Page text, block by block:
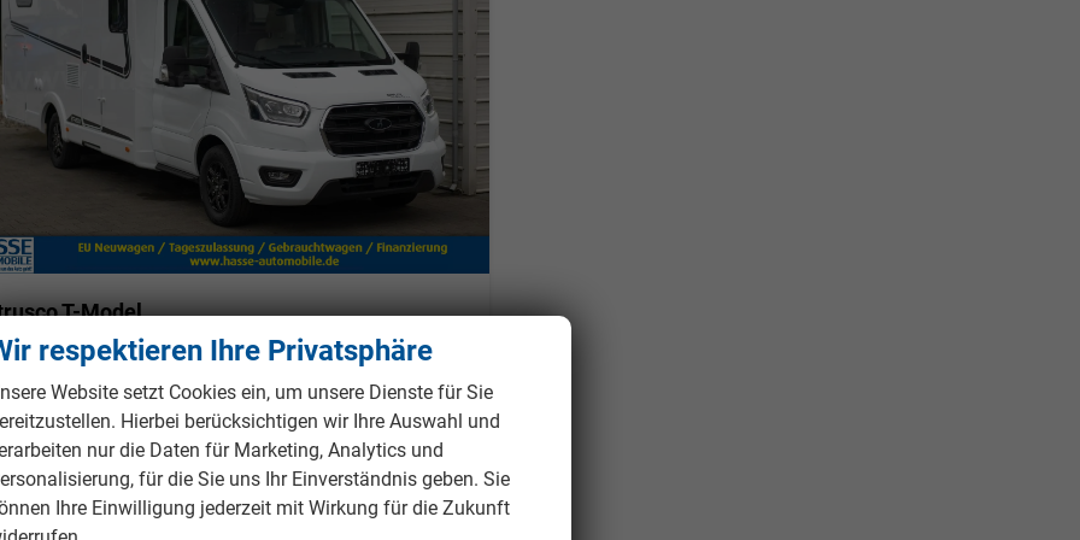
T-Model
lieferbar Jungwagen/Jahreswagen
Automatik
Weiß
5.000 km
respektieren Ihre Privatsphäre
Website setzt Cookies ein, um unsere Dienste für Sie
Hierbei berücksichtigen wir Ihre Auswahl und
nur die Daten für Marketing, Analytics und
für die Sie uns Ihr Einverständnis geben. Sie
Ihre Einwilligung jederzeit mit Wirkung für die Zukunft